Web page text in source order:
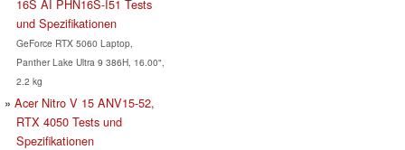
16S AI PHN16S-I51 Tests
und Spezifikationen
GeForce RTX 5060 Laptop,
Panther Lake Ultra 9 386H, 16.00",
2.2 kg
Acer Nitro V 15 ANV15-52,
RTX 4050 Tests und
Spezifikationen